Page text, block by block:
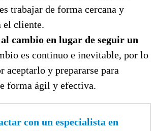
trabajar de forma cercana y
el cliente.
cambio en lugar de seguir un
es continuo e inevitable, por lo
aceptarlo y prepararse para
forma ágil y efectiva.
con un especialista en